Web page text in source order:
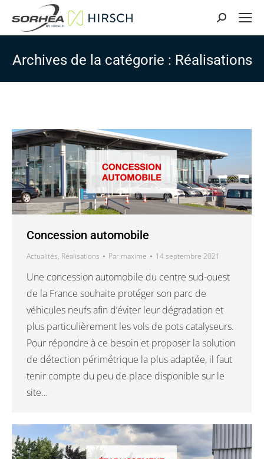
Search:
Archives de la catégorie : Réalisations
Concession automobile
Actualités, Réalisations Par maxime 14 septembre 2021
Une concession automobile du centre sud-ouest
de la France souhaite protéger son parc de
véhicules neufs afin d’éviter leur dégradation et
plus particulièrement les vols de pots catalyseurs.
Pour répondre à ce besoin et proposer la solution
de détection périmétrique la plus adaptée, il faut
tenir compte du peu de place disponible sur le
site…